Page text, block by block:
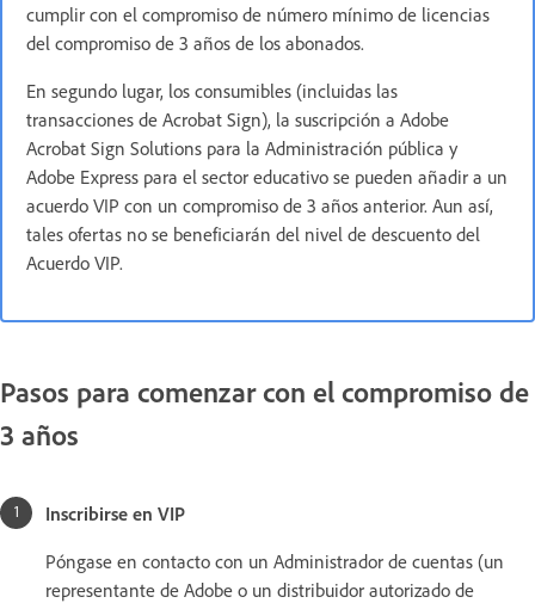
cumplir con el compromiso de número mínimo de licencias
del compromiso de 3 años de los abonados.
En segundo lugar, los consumibles (incluidas las
transacciones de Acrobat Sign), la suscripción a Adobe
Acrobat Sign Solutions para la Administración pública y
Adobe Express para el sector educativo se pueden añadir a un
acuerdo VIP con un compromiso de 3 años anterior. Aun así,
tales ofertas no se beneficiarán del nivel de descuento del
Acuerdo VIP.
Pasos para comenzar con el compromiso de
3 años
Inscribirse en VIP
Póngase en contacto con un Administrador de cuentas (un
representante de Adobe o un distribuidor autorizado de